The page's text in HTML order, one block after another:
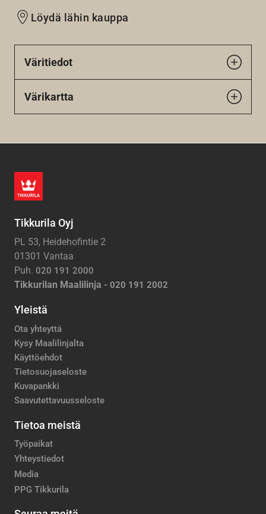
Löydä lähin kauppa
Väritiedot
Värikartta
Tikkurila Oyj
PL 53, Heidehofintie 2
01301 Vantaa
Puh. 020 191 2000
Tikkurilan Maalilinja - 020 191 2002
Yleistä
Ota yhteyttä
Kysy Maalilinjalta
Käyttöehdot
Tietosuojaseloste
Kuvapankki
Saavutettavuusseloste
Tietoa meistä
Työpaikat
Yhteystiedot
Media
PPG Tikkurila